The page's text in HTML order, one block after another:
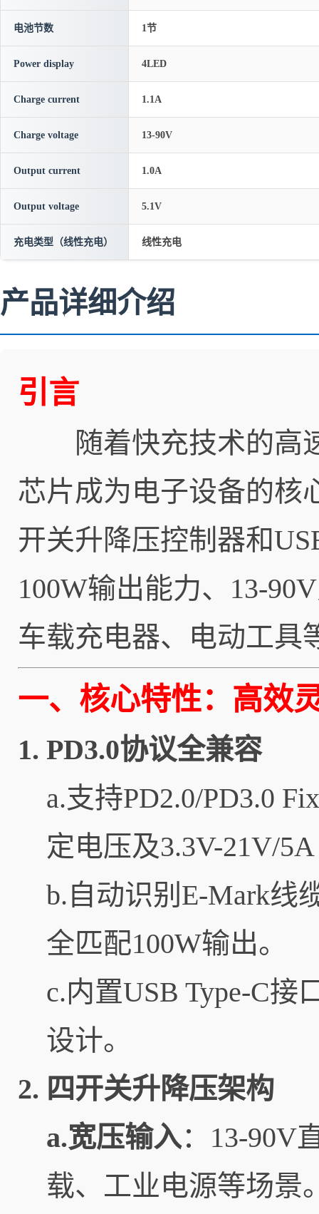
电池节数 1节
Power display 4LED
Charge current 1.1A
Charge voltage 13-90V
Output current 1.0A
Output voltage 5.1V
充电类型（线性充电） 线性充电
产品详细介绍
引言
随着快充技术的高速
芯片成为电子设备的核
开关升降压控制器和
100W输出能力、13-
车载充电器、电动工具
一、核心特性：高效
1. PD3.0协议全兼容
a.支持PD2.0/PD3.0
定电压及3.3V-21V/
b.自动识别E-Mark线
全匹配100W输出。
c.内置USB Type-C接
设计。
2. 四开关升降压架构
a.宽压输入：13-90V
载、工业电源等场景